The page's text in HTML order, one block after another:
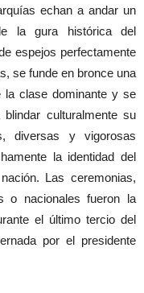
echan a andar un
la gura histórica del
espejos perfectamente
se funde en bronce una
la clase dominante y se
culturalmente su
diversas y vigorosas
la identidad del
Las ceremonias,
o nacionales fueron la
el último tercio del
por el presidente